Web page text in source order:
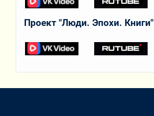
Проект "Люди. Эпохи. Книги"